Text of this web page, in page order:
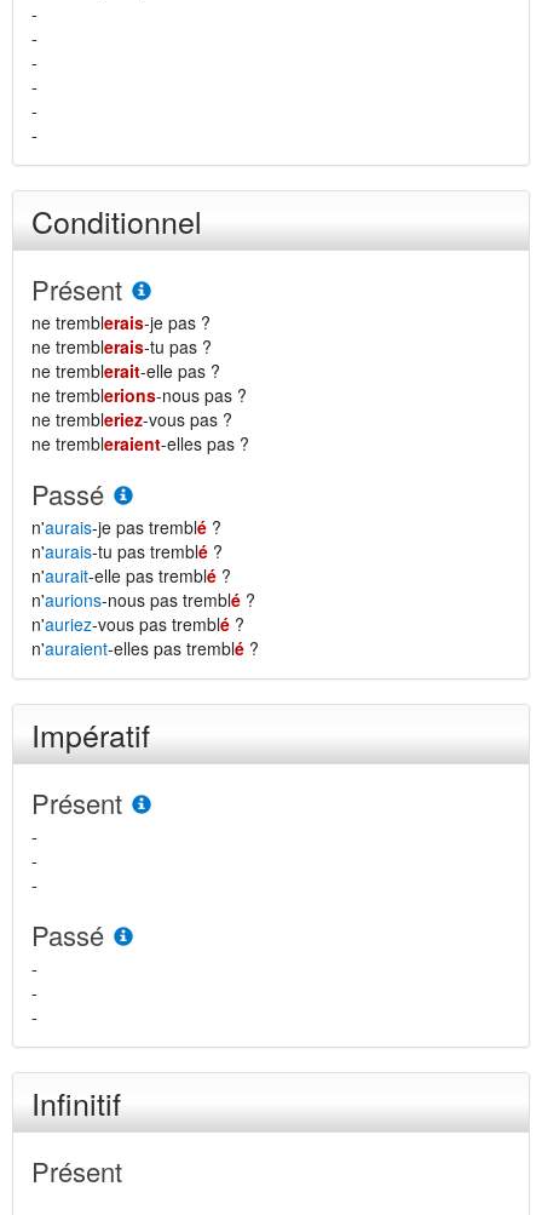
-
-
-
-
-
-
Conditionnel
Présent
ne tremblerais-je pas ?
ne tremblerais-tu pas ?
ne tremblerait-elle pas ?
ne tremblerions-nous pas ?
ne trembleriez-vous pas ?
ne trembleraient-elles pas ?
Passé
n'aurais-je pas tremblé ?
n'aurais-tu pas tremblé ?
n'aurait-elle pas tremblé ?
n'aurions-nous pas tremblé ?
n'auriez-vous pas tremblé ?
n'auraient-elles pas tremblé ?
Impératif
Présent
-
-
-
Passé
-
-
-
Infinitif
Présent